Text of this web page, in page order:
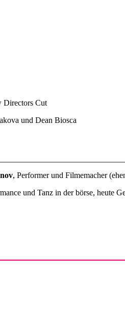
Directors Cut
und Dean Biosca
, Performer und Filmemacher
und Tanz in der börse, heute